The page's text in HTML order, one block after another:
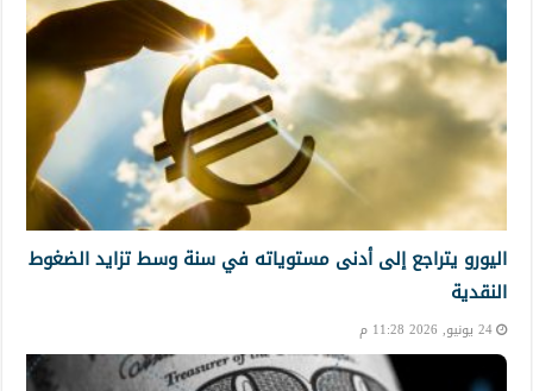
اليورو يتراجع إلى أدنى مستوياته في سنة وسط تزايد الضغوط
النقدية
24 يونيو, 2026 11:28 م